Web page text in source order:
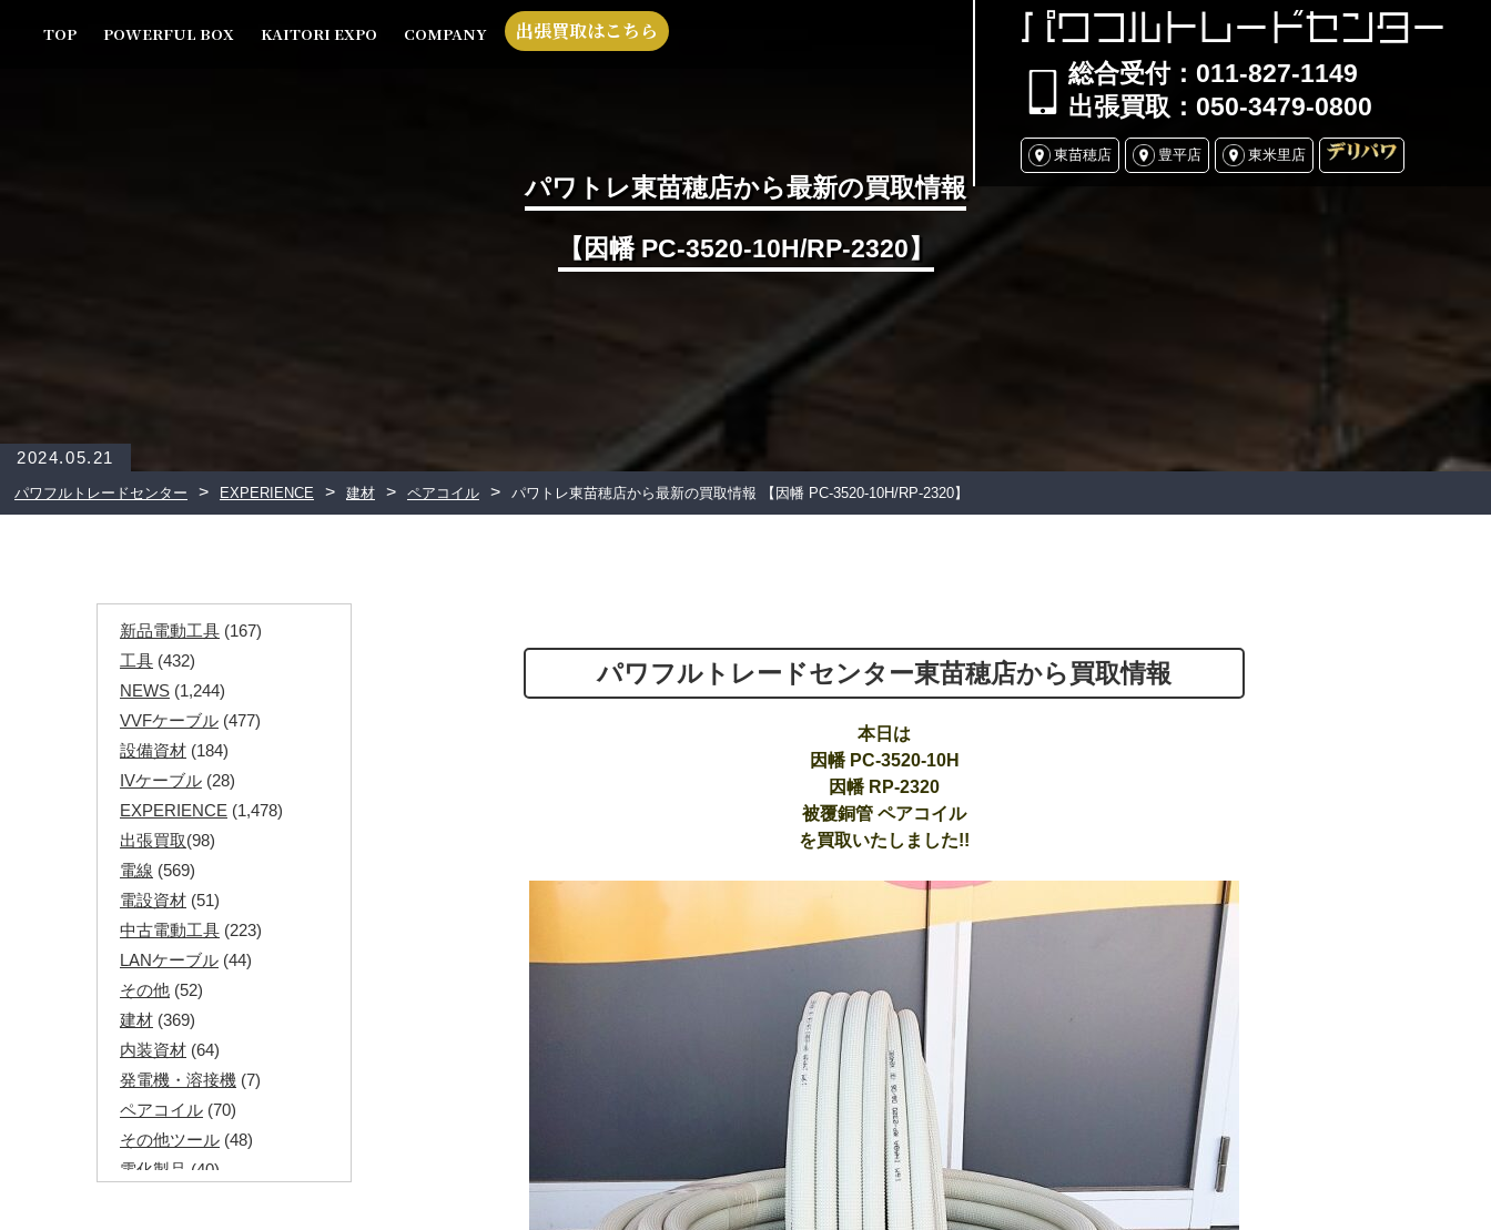
パワフルトレードセンター
総合受付：011-827-1149
出張買取：050-3479-0800
東苗穂店 豊平店 東米里店
TOP POWERFUL BOX KAITORI EXPO COMPANY 出張買取はこちら
パワトレ東苗穂店から最新の買取情報
【因幡 PC-3520-10H/RP-2320】
2024.05.21
パワフルトレードセンター > EXPERIENCE > 建材 > ペアコイル > パワトレ東苗穂店から最新の買取情報 【因幡 PC-3520-10H/RP-2320】
新品電動工具 (167)
工具 (432)
NEWS (1,244)
VVFケーブル (477)
設備資材 (184)
IVケーブル (28)
EXPERIENCE (1,478)
出張買取(98)
電線 (569)
電設資材 (51)
中古電動工具 (223)
LANケーブル (44)
その他 (52)
建材 (369)
内装資材 (64)
発電機・溶接機 (7)
ペアコイル (70)
その他ツール (48)
電化製品 (40)
パワフルトレードセンター東苗穂店から買取情報
本日は
因幡 PC-3520-10H
因幡 RP-2320
被覆銅管 ペアコイル
を買取いたしました!!